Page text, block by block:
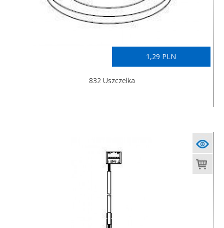
1,29 PLN
832 Uszczelka